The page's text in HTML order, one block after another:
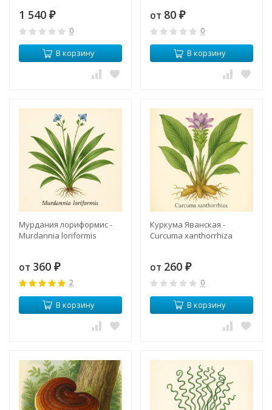
1 540 ₽
0
В корзину
от 80 ₽
0
В корзину
Мурдания лориформис -
Мurdannia loriformis
от 360 ₽
2
В корзину
Куркума Яванская -
Curcuma xanthorrhiza
от 260 ₽
0
В корзину